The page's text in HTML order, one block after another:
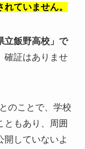
ていません。
立飯野高校」で
確証はありませ
のことで、学校
ともあり、周囲
開していないよ